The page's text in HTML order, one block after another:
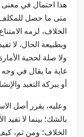
هذا احتمال في
متى ما حصل للمكلف
الخلاف، لزمه
وبطبيعة الحال، لا
ولا صلة لحجية
غاية ما يقال في وجه
أو ببركة التعبد
وعليه، يقرر أصل
بالشك؛ بينما لا
الخلاف؛ ومن ثم،